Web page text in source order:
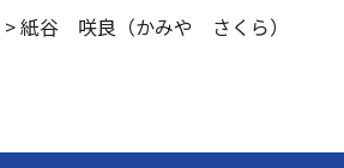
>紙谷 咲良（かみや さくら）